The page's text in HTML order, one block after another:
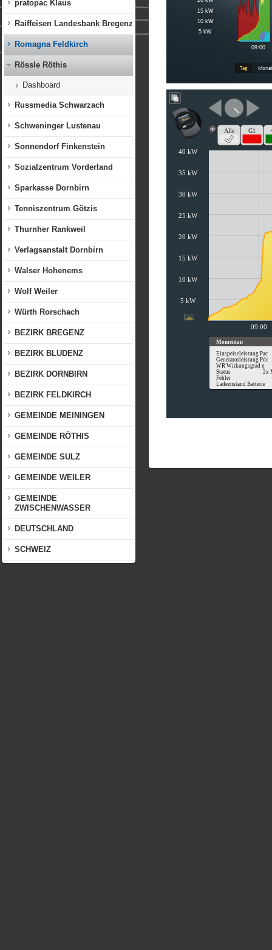
pratopac Klaus
Raiffeisen Landesbank Bregenz
Romagna Feldkirch
Rössle Röthis
Dashboard
Russmedia Schwarzach
Schweninger Lustenau
Sonnendorf Finkenstein
Sozialzentrum Vorderland
Sparkasse Dornbirn
Tenniszentrum Götzis
Thurnher Rankweil
Verlagsanstalt Dornbirn
Walser Hohenems
Wolf Weiler
Würth Rorschach
BEZIRK BREGENZ
BEZIRK BLUDENZ
BEZIRK DORNBIRN
BEZIRK FELDKIRCH
GEMEINDE MEININGEN
GEMEINDE RÖTHIS
GEMEINDE SULZ
GEMEINDE WEILER
GEMEINDE
ZWISCHENWASSER
DEUTSCHLAND
SCHWEIZ